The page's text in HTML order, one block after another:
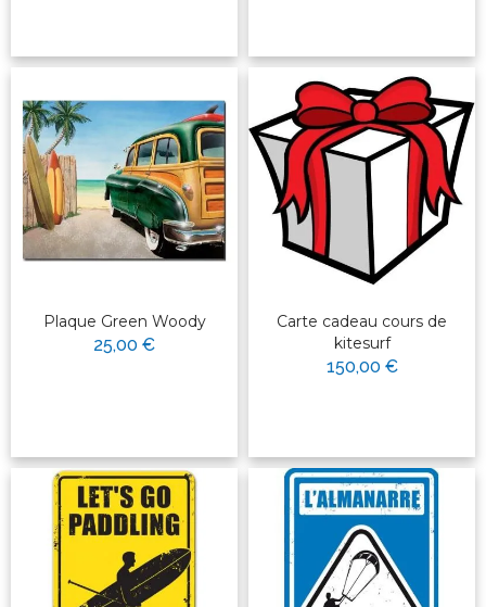
Plaque Green Woody
25,00 €
Carte cadeau cours de
kitesurf
150,00 €